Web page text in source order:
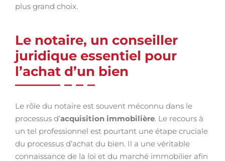
plus grand choix.
Le notaire, un conseiller
juridique essentiel pour
l’achat d’un bien
Le rôle du notaire est souvent méconnu dans le
processus d’acquisition immobilière. Le recours à
un tel professionnel est pourtant une étape cruciale
du processus d’achat du bien. Il a une véritable
connaissance de la loi et du marché immobilier afin